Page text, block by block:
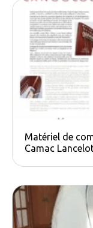
Matériel de
Camac​